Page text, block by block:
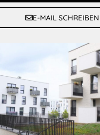
E-MAIL SCHREIBEN